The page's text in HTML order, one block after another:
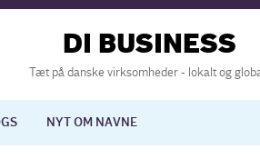
DI BUSINESS
Tæt på danske virksomheder - lokalt og
NYT OM NAVNE